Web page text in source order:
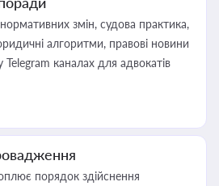
змін, судова практика,
алгоритми, правові новини
каналах для адвокатів
порядок здійснення